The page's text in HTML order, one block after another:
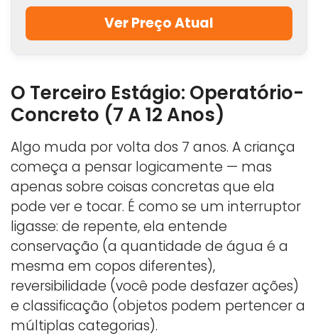
Ver Preço Atual
O Terceiro Estágio: Operatório-
Concreto (7 A 12 Anos)
Algo muda por volta dos 7 anos. A criança
começa a pensar logicamente — mas
apenas sobre coisas concretas que ela
pode ver e tocar. É como se um interruptor
ligasse: de repente, ela entende
conservação (a quantidade de água é a
mesma em copos diferentes),
reversibilidade (você pode desfazer ações)
e classificação (objetos podem pertencer a
múltiplas categorias).